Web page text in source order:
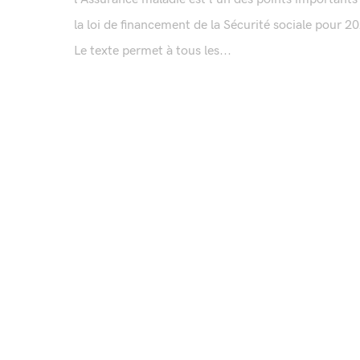
la loi de financement de la Sécurité sociale pour
Le texte permet à tous les...